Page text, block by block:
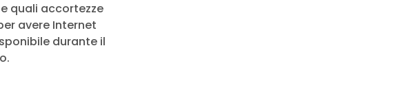
quali accortezze
avere Internet
durante il